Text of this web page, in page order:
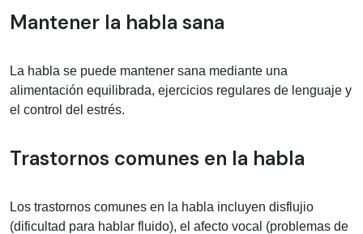
Mantener la habla sana
La habla se puede mantener sana mediante una
alimentación equilibrada, ejercicios regulares de lenguaje y
el control del estrés.
Trastornos comunes en la habla
Los trastornos comunes en la habla incluyen disflujio
(dificultad para hablar fluido), el afecto vocal (problemas de